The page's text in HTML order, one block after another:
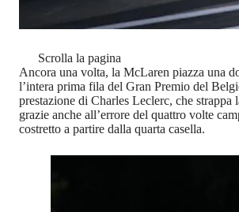
Scrolla la pagina
Ancora una volta, la McLaren piazza una
l’intera prima fila del Gran Premio del
prestazione di Charles Leclerc, che strappa
grazie anche all’errore del quattro volte
costretto a partire dalla quarta casella.